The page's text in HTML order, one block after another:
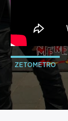
ZETOMETRO